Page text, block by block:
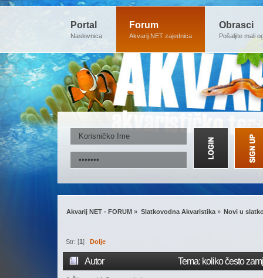
Portal
Naslovnica
Forum
Akvarij.NET zajednica
Obrasci
Pošaljite mali
Akvarij NET - FORUM » Slatkovodna Akvaristika» Novi u
Str: [1] Dolje
Autor Tema: koliko često